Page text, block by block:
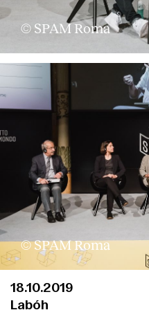
© SPAM Roma
© SPAM Roma
18.10.2019
Labóh